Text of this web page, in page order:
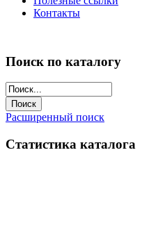
Контакты
Поиск по каталогу
Расширенный поиск
Статистика каталога